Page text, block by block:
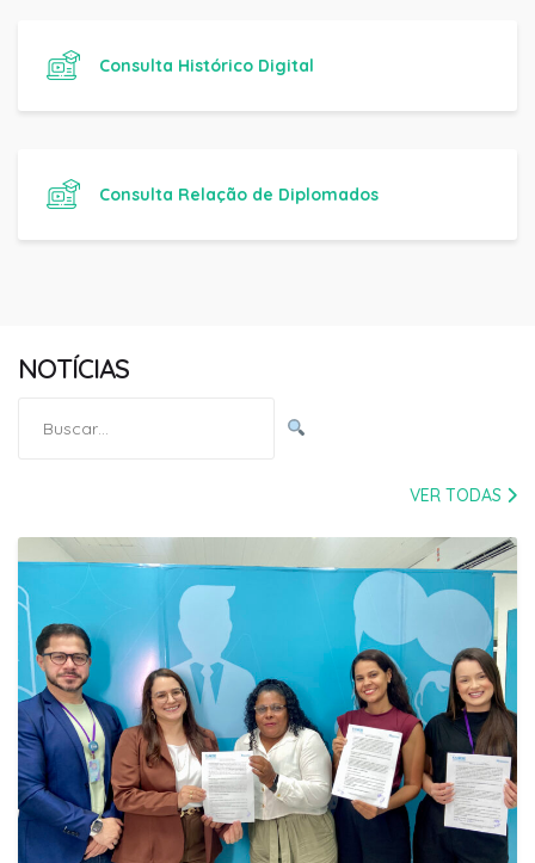
Consulta Histórico Digital
Consulta Relação de Diplomados
NOTÍCIAS
por:
VER TODAS